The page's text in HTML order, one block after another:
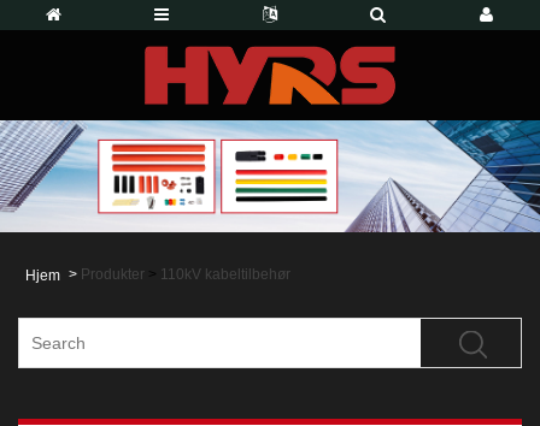
Hjem > Produkter > 110kV kabeltilbehør